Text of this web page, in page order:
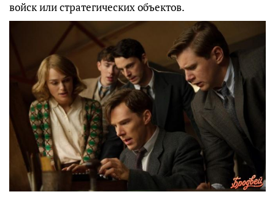
войск или стратегических объектов.